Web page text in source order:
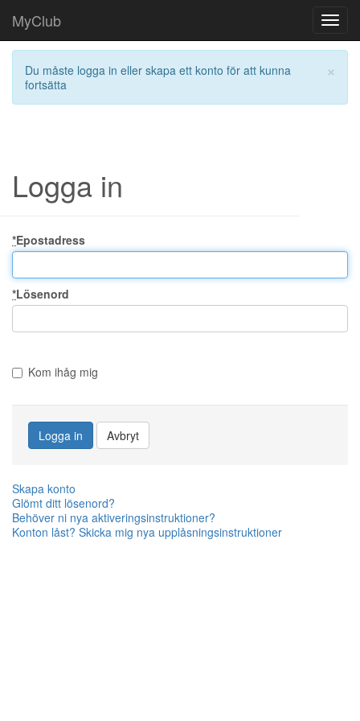
MyClub
×
Du måste logga in eller skapa ett konto för att kunna
fortsätta
Logga in
*Epostadress
*Lösenord
Kom ihåg mig
Logga in Avbryt
Skapa konto
Glömt ditt lösenord?
Behöver ni nya aktiveringsinstruktioner?
Konton låst? Skicka mig nya upplåsningsinstruktioner